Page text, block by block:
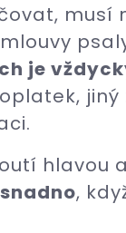
musí
je
hlavou
snadno,